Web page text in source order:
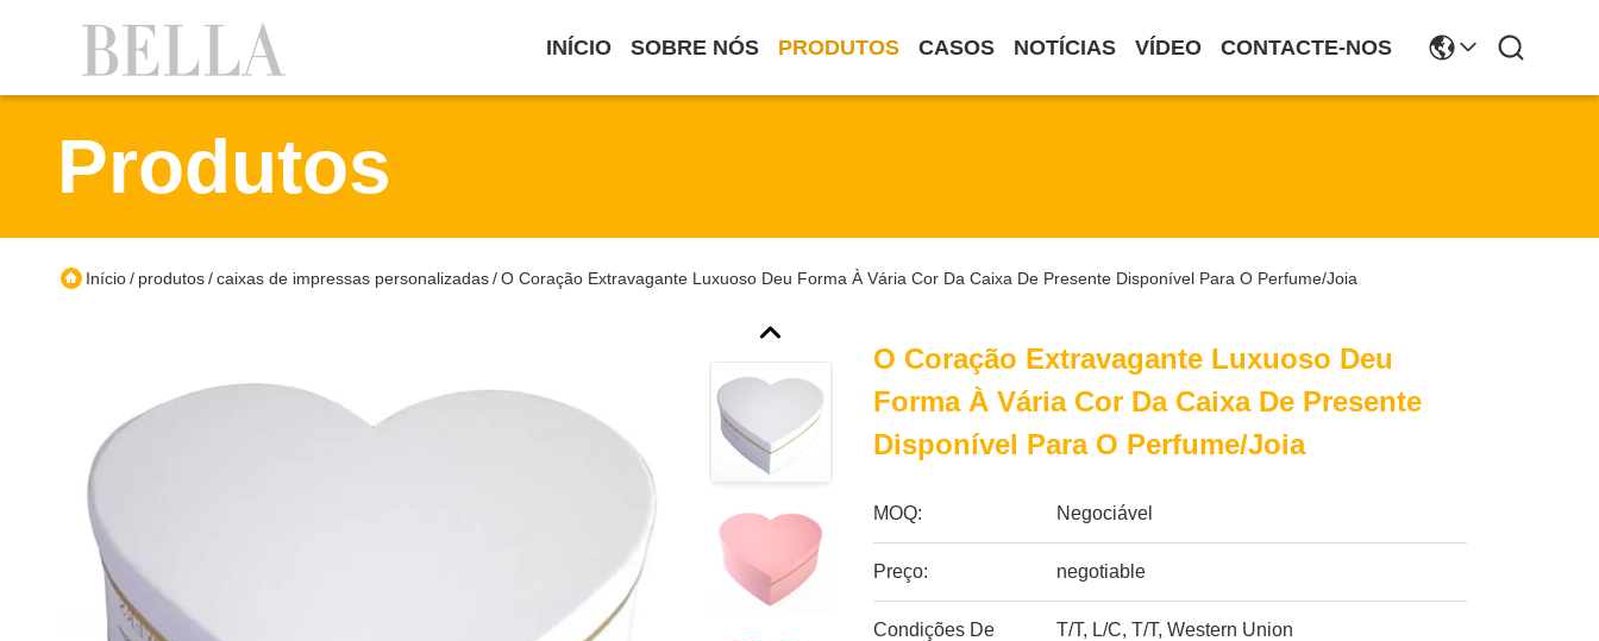
INÍCIO SOBRE NÓS PRODUTOS CASOS NOTÍCIAS VÍDEO CONTACTE-NOS
Produtos
Início/ produtos/caixas de impressas personalizadas/O Coração Extravagante Luxuoso Deu Forma À Vária Cor Da Caixa De Presente Disponível Para O Perfume/joia
O Coração Extravagante Luxuoso Deu
Forma À Vária Cor Da Caixa De Presente
Disponível Para O Perfume/joia
MOQ: Negociável
Preço: negotiable
Condições De
T/T, L/C, T/T, Western Union